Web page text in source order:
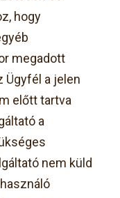
hogy
megadott
Ügyfél a jelen
előtt tartva
a
nem küld